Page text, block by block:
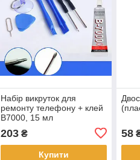
Набір викруток для
ремонту телефону + клей
B7000, 15 мл
203₴
Купити
58